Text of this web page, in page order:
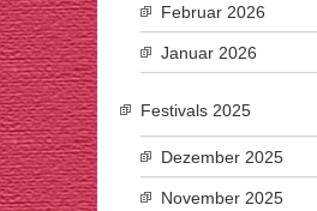
Februar 2026
Januar 2026
Festivals 2025
Dezember 2025
November 2025